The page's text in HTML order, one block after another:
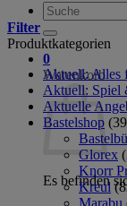
Suche
nach:
0
Warenkorb
Es befinden
Filter
Produktkategorien
Aktuell: Alles
Aktuell: Spiel
Aktuelle
Bastelshop
Glorex
Knorr
Kreul
Marabu